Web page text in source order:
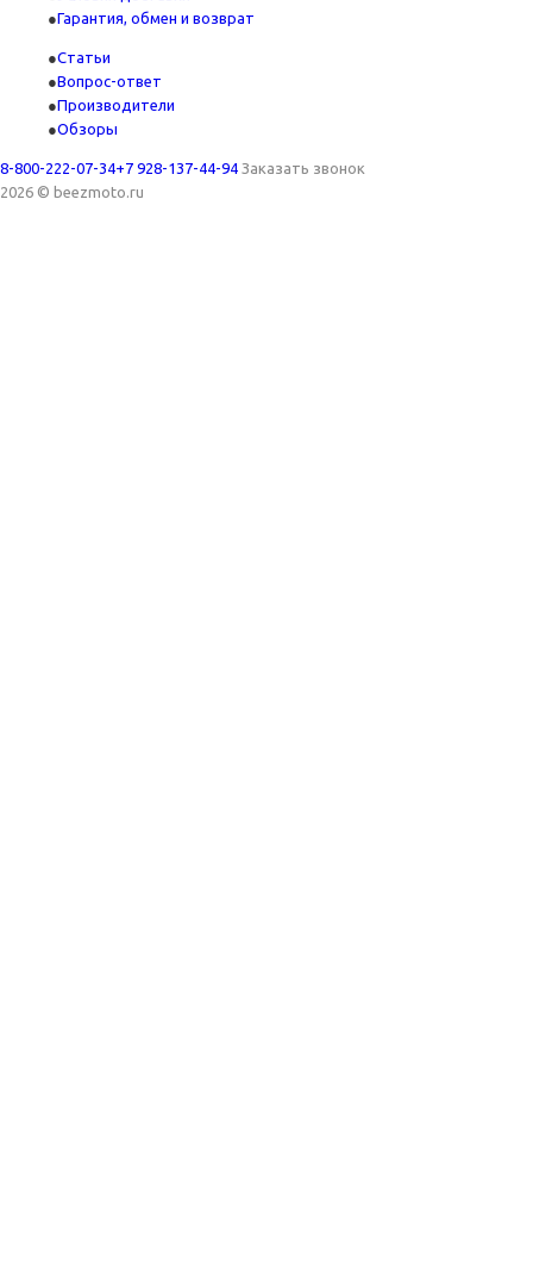
Гарантия, обмен и возврат
Статьи
Вопрос-ответ
Производители
Обзоры
8-800-222-07-34+7 928-137-44-94 Заказать звонок
2026 © beezmoto.ru